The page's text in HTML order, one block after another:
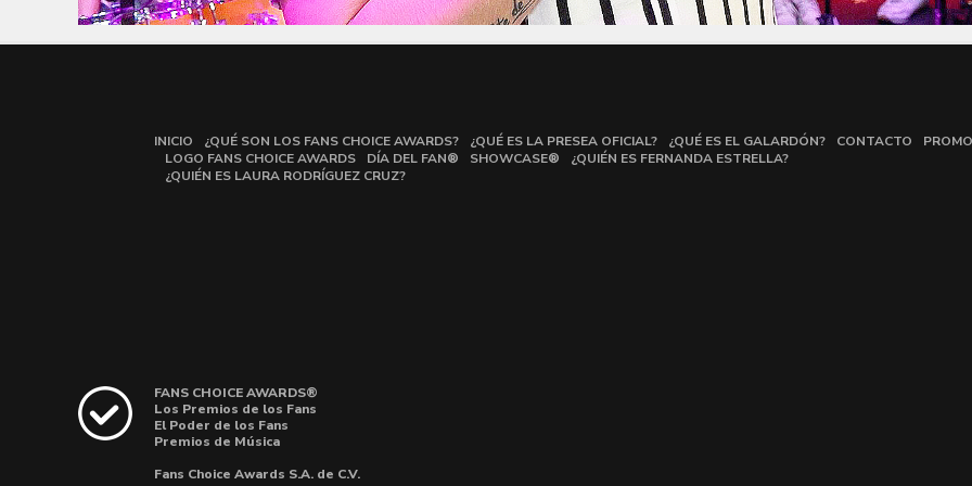
INICIO ¿QUÉ SON LOS FANS CHOICE AWARDS? ¿QUÉ ES LA PRESEA OFICIAL? ¿QUÉ ES EL GALARDÓN? CONTACTO
LOGO FANS CHOICE AWARDS
DÍA DEL FAN® SHOWCASE®
¿QUIÉN ES FERNANDA ESTRELLA?
¿QUIÉN ES LAURA RODRÍGUEZ CRUZ?
FANS CHOICE AWARDS®
Los Premios de los Fans
El Poder de los Fans
Premios de Música
Fans Choice Awards S.A. de C.V.